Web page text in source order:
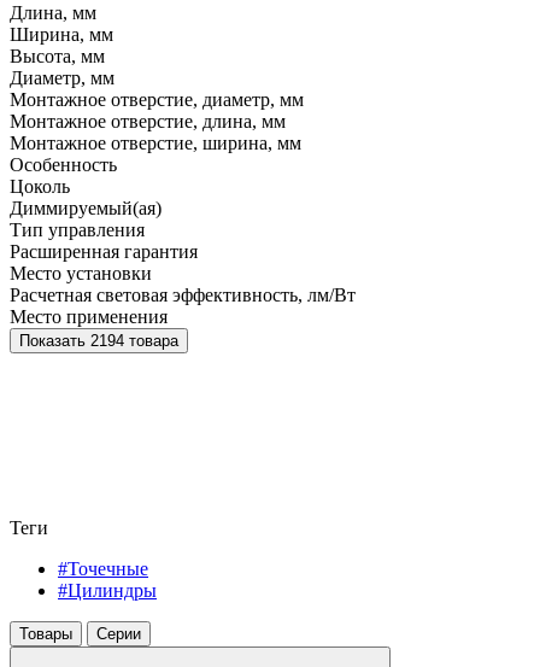
Длина, мм
Ширина, мм
Высота, мм
Диаметр, мм
Монтажное отверстие, диаметр, мм
Монтажное отверстие, длина, мм
Монтажное отверстие, ширина, мм
Особенность
Цоколь
Диммируемый(ая)
Тип управления
Расширенная гарантия
Место установки
Расчетная световая эффективность, лм/Вт
Место применения
Показать 2194 товара
Теги
#Точечные
#Цилиндры
Товары Серии